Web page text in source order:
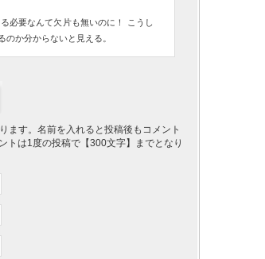
必要なんて欠片も無いのに！ こうし
か分からないと見える。
ます。名前を入れると投稿後もコメント
トは1度の投稿で【300文字】までとなり